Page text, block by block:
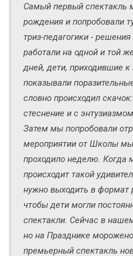
Самый первый спектакль
рождения и попробовали
триз-педагогики -
работали на одной и той
дней, дети, приходившие к
показывали
словно происходил
стеснение и с
Затем мы попробовали
мероприятии от Школы
проходило неделю. Когда
происходит такой
нужно выходить в формат
чтобы дети могли
спектакли. Сейчас в
но на Празднике
премьерный спектакль